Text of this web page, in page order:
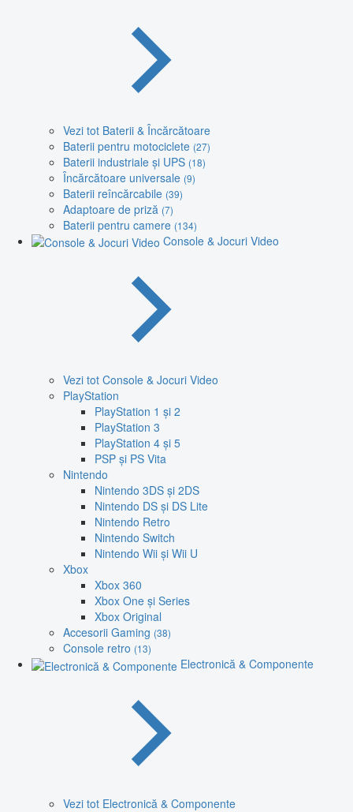
Vezi tot Baterii & Încărcătoare
Baterii pentru motociclete (27)
Baterii industriale și UPS (18)
Încărcătoare universale (9)
Baterii reîncărcabile (39)
Adaptoare de priză (7)
Baterii pentru camere (134)
Console & Jocuri Video
Vezi tot Console & Jocuri Video
PlayStation
PlayStation 1 și 2
PlayStation 3
PlayStation 4 și 5
PSP și PS Vita
Nintendo
Nintendo 3DS și 2DS
Nintendo DS și DS Lite
Nintendo Retro
Nintendo Switch
Nintendo Wii și Wii U
Xbox
Xbox 360
Xbox One și Series
Xbox Original
Accesorii Gaming (38)
Console retro (13)
Electronică & Componente
Vezi tot Electronică & Componente